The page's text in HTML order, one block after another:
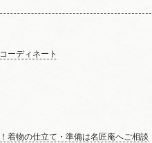
ーディネート
着物の仕立て・準備は名匠庵へご相談